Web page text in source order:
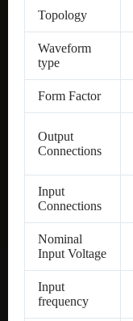
Topology
Waveform
type
Form Factor
Output
Connections
Input
Connections
Nominal
Input Voltage
Input
frequency